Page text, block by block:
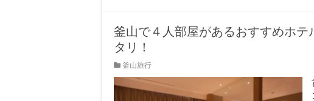
釜山で４人部屋があるおすすめホ
タリ！
釜山旅行